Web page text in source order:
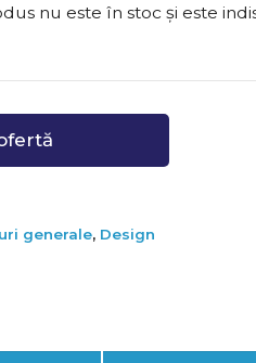
nu este în stoc și este
generale, Design